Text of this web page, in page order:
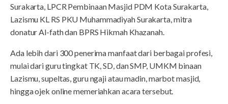
Surakarta, LPCR Pembinaan Masjid PDM Kota Surakarta,
Lazismu KL RS PKU Muhammadiyah Surakarta, mitra
donatur Al-fath dan BPRS Hikmah Khazanah.
Ada lebih dari 300 penerima manfaat dari berbagai profesi,
mulai dari guru tingkat TK, SD, dan SMP, UMKM binaan
Lazismu, supeltas, guru ngaji atau madin, marbot masjid,
hingga ojek online memeriahkan acara tersebut.